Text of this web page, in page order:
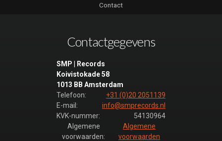
Contact
Contactgegevens
SMP | Records
Koivistokade 58
1013 BB Amsterdam
Telefoon:
+31 (0)20 2051139
E-mail:
info@smprecords.nl
KVK-nummer:
54130964
Algemene
voorwaarden:
Algemene
voorwaarden